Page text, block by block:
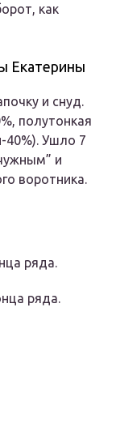
как
Екатерины
и снуд.
полутонкая
40%). Ушло 7
и
воротника.
ряда.
ряда.